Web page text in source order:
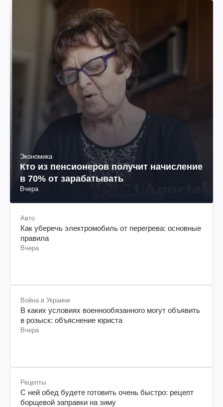
Экономика
Кто из пенсионеров получит начисление
в 70% от зарабатывать
Вчера
Авто
Как уберечь электромобиль от перегрева: основные
правила
Вчера
Война в Украине
В каких условиях военнообязанного могут объявить
в розыск: объяснение юриста
Вчера
Рецепты
С ней обед будете готовить очень быстро: рецепт
борщевой заправки на зиму